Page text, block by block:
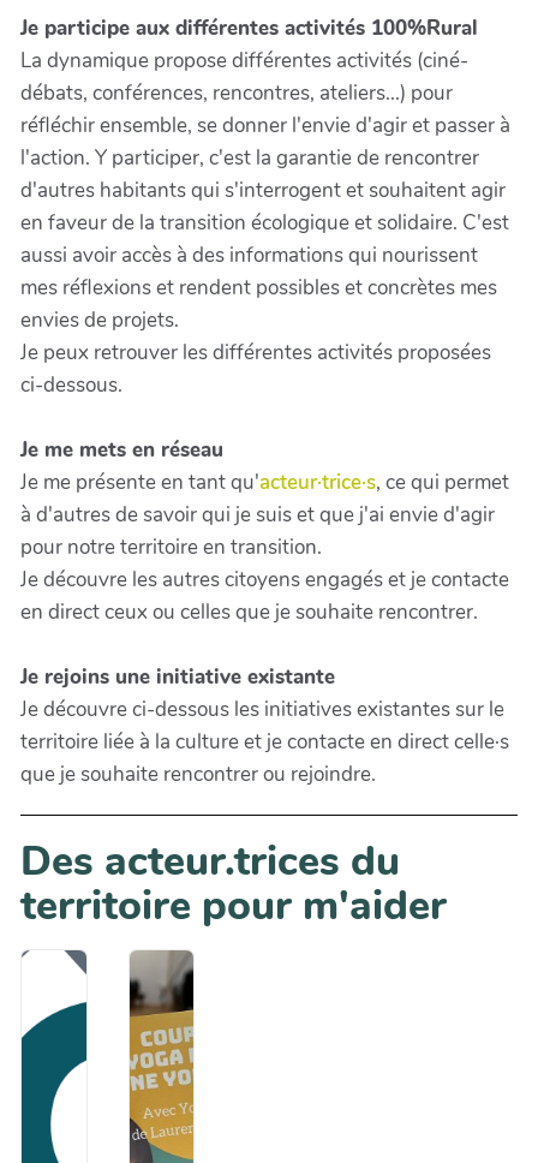
Je participe aux différentes activités 100%Rural
La dynamique propose différentes activités (ciné-
débats, conférences, rencontres, ateliers...) pour
réfléchir ensemble, se donner l'envie d'agir et passer à
l'action. Y participer, c'est la garantie de rencontrer
d'autres habitants qui s'interrogent et souhaitent agir
en faveur de la transition écologique et solidaire. C'est
aussi avoir accès à des informations qui nourissent
mes réflexions et rendent possibles et concrètes mes
envies de projets.
Je peux retrouver les différentes activités proposées
ci-dessous.
Je me mets en réseau
Je me présente en tant qu'acteur·trice·s, ce qui permet
à d'autres de savoir qui je suis et que j'ai envie d'agir
pour notre territoire en transition.
Je découvre les autres citoyens engagés et je contacte
en direct ceux ou celles que je souhaite rencontrer.
Je rejoins une initiative existante
Je découvre ci-dessous les initiatives existantes sur le
territoire liée à la culture et je contacte en direct celle·s
que je souhaite rencontrer ou rejoindre.
Des acteur.trices du
territoire pour m'aider